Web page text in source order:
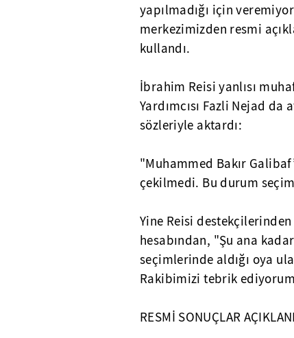
yapılmadığı için
merkezimizden resmi
kullandı.
İbrahim Reisi yanlısı
Yardımcısı Fazli Nejad
sözleriyle aktardı:
"Muhammed Bakır
çekilmedi. Bu durum
Yine Reisi
hesabından, "Şu ana
seçimlerinde aldığı oya
Rakibimizi tebrik
RESMİ SONUÇLAR